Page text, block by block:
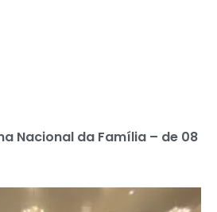
Nacional da Família – de 08